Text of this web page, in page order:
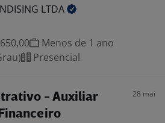
LTDA
Menos de 1 ano
Presencial
- Auxiliar
28 mai